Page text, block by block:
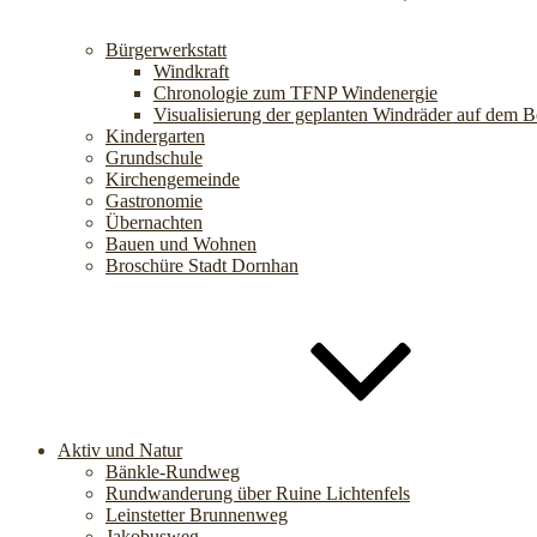
Bürgerwerkstatt
Windkraft
Chronologie zum TFNP Windenergie
Visualisierung der geplanten Windräder auf dem
Kindergarten
Grundschule
Kirchengemeinde
Gastronomie
Übernachten
Bauen und Wohnen
Broschüre Stadt Dornhan
Aktiv und Natur
Bänkle-Rundweg
Rundwanderung über Ruine Lichtenfels
Leinstetter Brunnenweg